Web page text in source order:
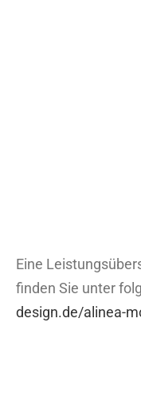
Eine
finden Sie unter
design.de/alinea-